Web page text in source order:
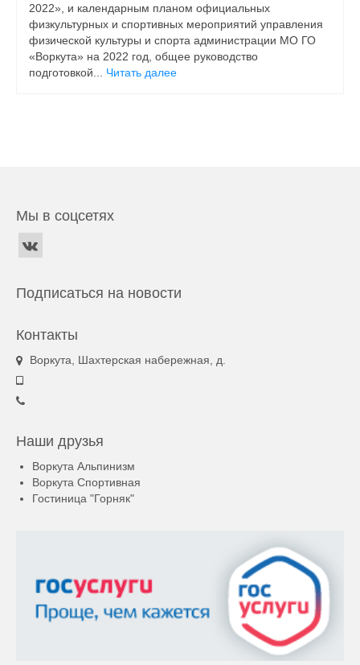
2022», и календарным планом официальных
физкультурных и спортивных мероприятий управления
физической культуры и спорта администрации МО ГО
«Воркута» на 2022 год, общее руководство
подготовкой... Читать далее
Мы в соцсетях
Подписаться на новости
Контакты
Воркута, Шахтерская набережная, д.
Наши друзья
Воркута Альпинизм
Воркута Спортивная
Гостиница "Горняк"